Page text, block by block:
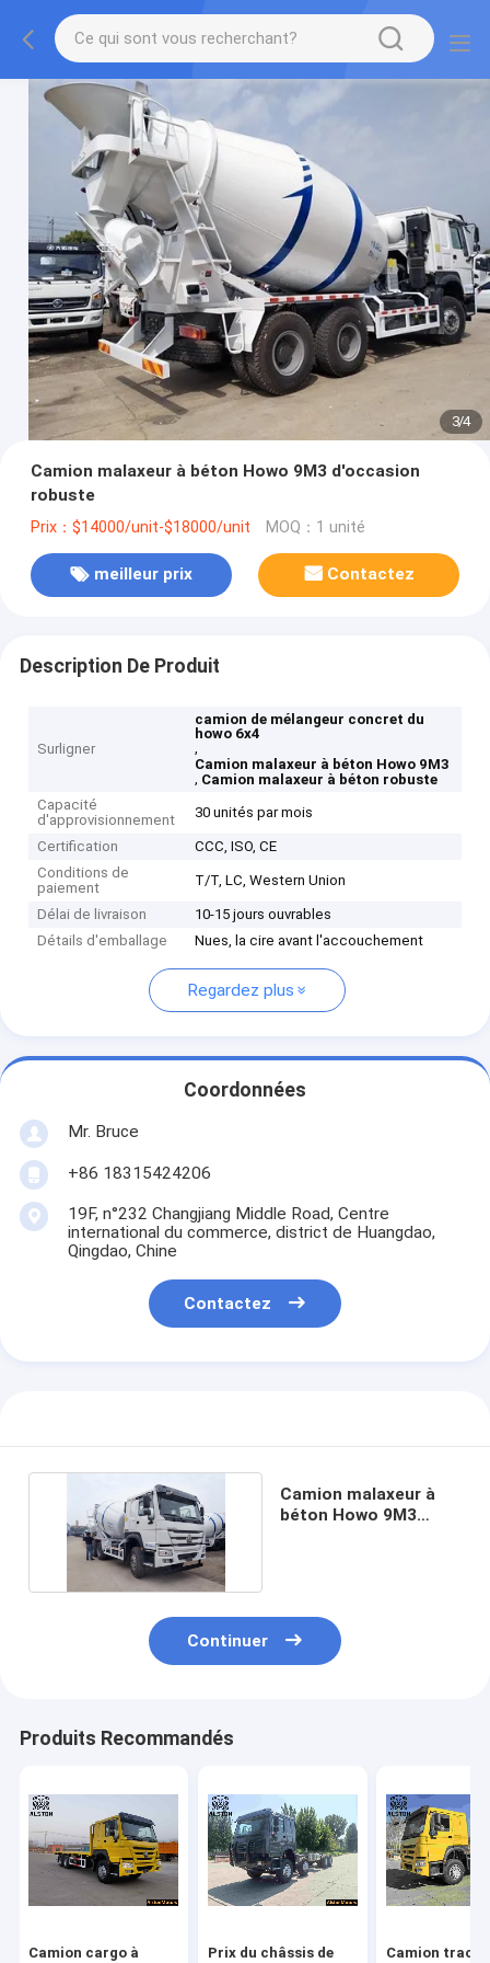
3/4
Camion malaxeur à béton Howo 9M3 d'occasion
robuste
Prix：$14000/unit-$18000/unit MOQ：1 unité
meilleur prix Contactez
Description De Produit
Surligner
camion de mélangeur concret du
howo 6x4
,
Camion malaxeur à béton Howo 9M3
, Camion malaxeur à béton robuste
Capacité
d'approvisionnement
30 unités par mois
Certification
CCC, ISO, CE
Conditions de
paiement
T/T, LC, Western Union
Délai de livraison
10-15 jours ouvrables
Détails d'emballage
Nues, la cire avant l'accouchement
Regardez plus
Coordonnées
Mr. Bruce
+86 18315424206
19F, n°232 Changjiang Middle Road, Centre
international du commerce, district de Huangdao,
Qingdao, Chine
Contactez
Camion malaxeur à
béton Howo 9M3
Continuer
Produits Recommandés
Camion cargo à
Prix ​​​​du châssis de
Camion